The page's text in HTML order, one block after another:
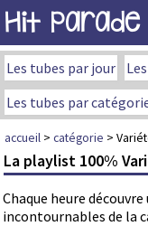
Hit Parade
Les tubes par jour
Les tubes par
accueil > catégorie >
La playlist 100%
Chaque heure
incontournables de la